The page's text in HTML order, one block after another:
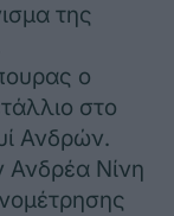
της
ο
στο
Ανδρών.
Ανδρέα Νίνη